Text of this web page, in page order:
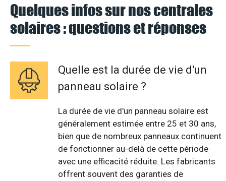
Quelques infos sur nos centrales
solaires : questions et réponses
Quelle est la durée de vie d'un
panneau solaire ?
La durée de vie d'un panneau solaire est
généralement estimée entre 25 et 30 ans,
bien que de nombreux panneaux continuent
de fonctionner au-delà de cette période
avec une efficacité réduite. Les fabricants
offrent souvent des garanties de